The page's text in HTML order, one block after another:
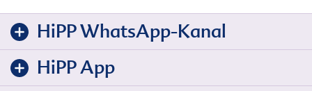
HiPP WhatsApp-Kanal
HiPP App